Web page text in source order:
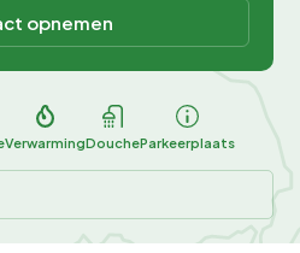
opnemen
VerwarmingDoucheParkeerplaats